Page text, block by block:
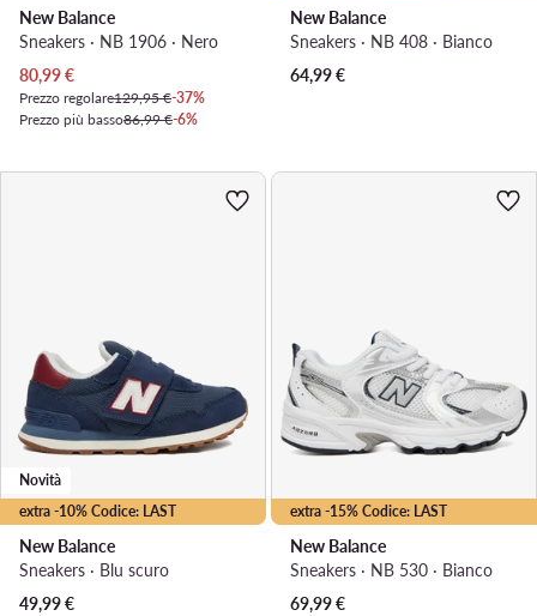
New Balance
Sneakers · NB 1906 · Nero
Prezzo attuale
80,99€
Prezzo regolare129,95 €-37%
Prezzo più basso86,99 €-6%
New Balance
Sneakers · NB 408 · Bianco
64,99€
extra -10% Codice: LAST
Novità
New Balance
Sneakers · Blu scuro
49,99€
extra -15% Codice: LAST
New Balance
Sneakers · NB 530 · Bianco
69,99€